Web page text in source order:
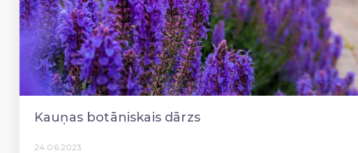
Kauņas botāniskais dārzs
24.06.2023